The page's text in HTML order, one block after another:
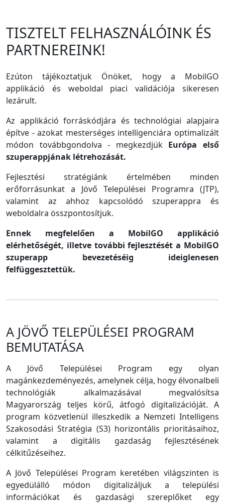
TISZTELT FELHASZNÁLÓINK ÉS
PARTNEREINK!
Ezúton tájékoztatjuk Önöket, hogy a MobilGO
applikáció és weboldal piaci validációja sikeresen
lezárult.
Az applikáció forráskódjára és technológiai alapjaira
építve - azokat mesterséges intelligenciára optimalizált
módon továbbgondolva - megkezdjük Európa első
szuperappjának létrehozását.
Fejlesztési stratégiánk értelmében minden
erőforrásunkat a Jövő Települései Programra (JTP),
valamint az ahhoz kapcsolódó szuperappra és
weboldalra összpontosítjuk.
Ennek megfelelően a MobilGO applikáció
elérhetőségét, illetve további fejlesztését a MobilGO
szuperapp bevezetéséig ideiglenesen
felfüggesztettük.
A JÖVŐ TELEPÜLÉSEI PROGRAM
BEMUTATÁSA
A Jövő Települései Program egy olyan
magánkezdeményezés, amelynek célja, hogy élvonalbeli
technológiák alkalmazásával megvalósítsa
Magyarország teljes körű, átfogó digitalizációját. A
program közvetlenül illeszkedik a Nemzeti Intelligens
Szakosodási Stratégia (S3) horizontális prioritásaihoz,
valamint a digitális gazdaság fejlesztésének
célkitűzéseihez.
A Jövő Települései Program keretében világszinten is
egyedülálló módon digitalizáljuk a települési
információkat és gazdasági szereplőket egy